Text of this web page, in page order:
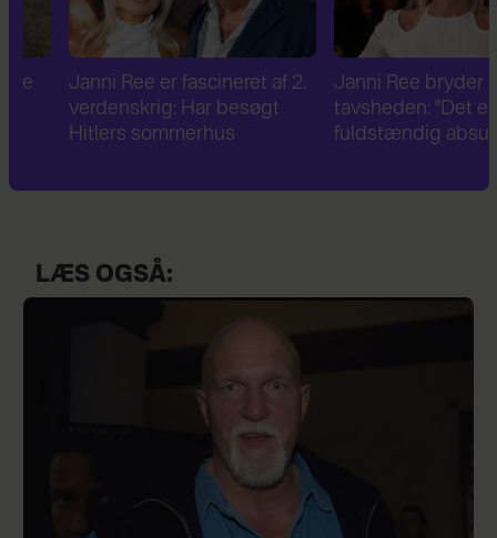
Janni Ree er fascineret af 2.
verdenskrig: Har besøgt
Hitlers sommerhus
Janni Ree bryder
tavsheden: "Det er
fuldstændig absurd"
LÆS OGSÅ: